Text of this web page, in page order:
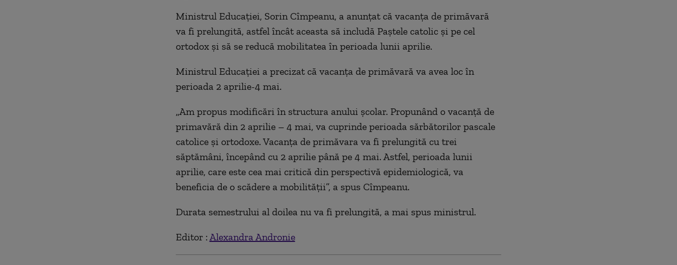
Ministrul Educaţiei, Sorin Cîmpeanu, a anunţat că vacanţa de primăvară
va fi prelungită, astfel încât aceasta să includă Paştele catolic şi pe cel
ortodox şi să se reducă mobilitatea în perioada lunii aprilie.
Ministrul Educației a precizat că vacanța de primăvară va avea loc în
perioada 2 aprilie-4 mai.
„Am propus modificări în structura anului şcolar. Propunând o vacanţă de
primavără din 2 aprilie – 4 mai, va cuprinde perioada sărbătorilor pascale
catolice şi ortodoxe. Vacanţa de primăvara va fi prelungită cu trei
săptămâni, începând cu 2 aprilie până pe 4 mai. Astfel, perioada lunii
aprilie, care este cea mai critică din perspectivă epidemiologică, va
beneficia de o scădere a mobilităţii”, a spus Cîmpeanu.
Durata semestrului al doilea nu va fi prelungită, a mai spus ministrul.
Editor : Alexandra Andronie